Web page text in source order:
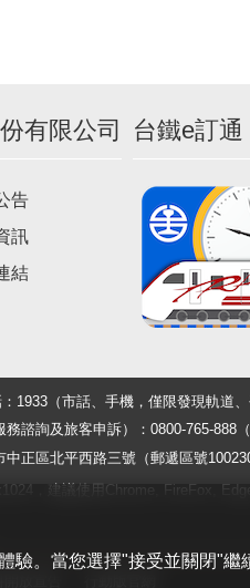
有限公司
告
訊
結
台鐵e訂通
1933（市話、手機，僅限發現軌道
諮詢及旅客申訴）：0800-765-888
正區北平西路三號（郵遞區號100230
，建議使用Chrome, FireFox,
驗。當您選擇"接受並關閉"